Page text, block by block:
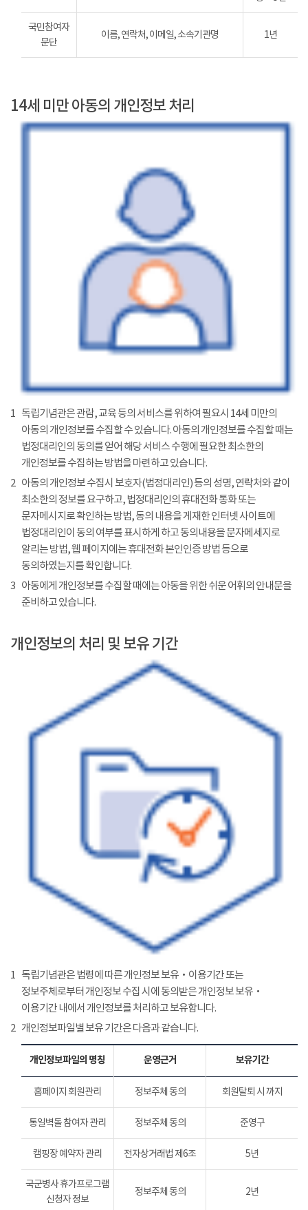
국민참여자
문단
이름, 연락처, 이메일, 소속기관명 1년
14세 미만 아동의 개인정보 처리
1 독립기념관은 관람, 교육 등의 서비스를 위하여 필요시 14세 미만의
아동의 개인정보를 수집할 수 있습니다. 아동의 개인정보를 수집할 때는
법정대리인의 동의를 얻어 해당 서비스 수행에 필요한 최소한의
개인정보를 수집하는 방법을 마련하고 있습니다.
2 아동의 개인정보 수집시 보호자(법정대리인) 등의 성명, 연락처와 같이
최소한의 정보를 요구하고, 법정대리인의 휴대전화 통화 또는
문자메시지로 확인하는 방법, 동의 내용을 게재한 인터넷 사이트에
법정대리인이 동의 여부를 표시하게 하고 동의내용을 문자메세지로
알리는 방법, 웹 페이지에는 휴대전화 본인인증 방법 등으로
동의하였는지를 확인합니다.
3 아동에게 개인정보를 수집할 때에는 아동을 위한 쉬운 어휘의 안내문을
준비하고 있습니다.
개인정보의 처리 및 보유 기간
1 독립기념관은 법령에 따른 개인정보 보유‧이용기간 또는
정보주체로부터 개인정보 수집 시에 동의받은 개인정보 보유‧
이용기간 내에서 개인정보를 처리하고 보유합니다.
2 개인정보파일별 보유 기간은 다음과 같습니다.
개인정보파일의 명칭 운영근거 보유기간
홈페이지 회원관리 정보주체 동의 회원탈퇴 시 까지
통일벽돌 참여자 관리 정보주체 동의 준영구
캠핑장 예약자 관리 전자상거래법 제6조 5년
국군병사 휴가프로그램
신청자 정보
정보주체 동의 2년